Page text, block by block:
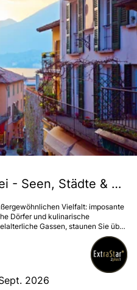
Zauberhafte Lombardei - Seen, Städte & kulinarische Entdeckungen
Vielfalt: imposante
Dörfer und kulinarische
Gassen, staunen Sie über
Weine und Käse und genießen
wie Mailand mit der
Crespi d’Adda, Bergamo mit
die Insel Monte Isola machen
Lebensfreude, Kultur und
2026